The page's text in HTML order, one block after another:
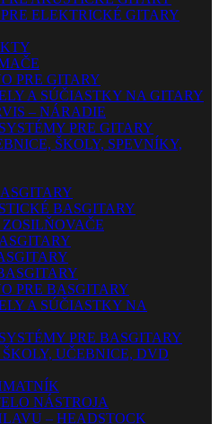
ELEKTRICKÉ GITARY
PRE GITARY
A SÚČIASTKY NA GITARY
– NÁRADIE
PRE GITARY
ŠKOLY, SPEVNÍKY,
BASGITARY
PRE BASGITARY
A SÚČIASTKY NA
PRE BASGITARY
UČEBNICE, DVD
NÁSTROJA
– HEADSTOCK